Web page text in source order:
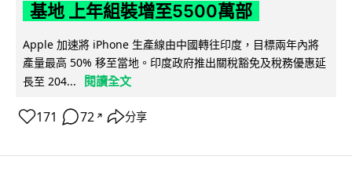
基地 上年組裝增至5500萬部
Apple 加速將 iPhone 生產線由中國轉往印度，目標兩年內將
產量最高 50% 移至當地。印度政府推出關稅豁免及稅務優惠延
長至 204...
閱讀全文
171 72 ↗ 分享